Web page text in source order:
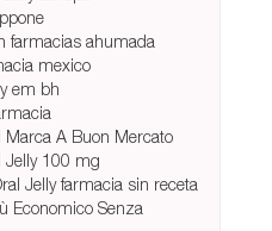
farmacias ahumada
mexico
em bh
Marca A Buon Mercato
Jelly 100 mg
Jelly farmacia sin receta
Economico Senza